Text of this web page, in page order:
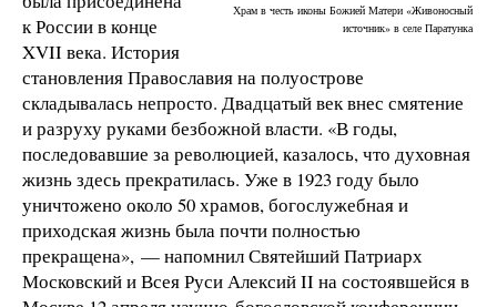
Храм в честь иконы Божией Матери «Живоносный
источник» в селе Паратунка
к России в конце
XVII века. История
становления Православия на полуострове
складывалась непросто. Двадцатый век внес смятение
и разруху руками безбожной власти. «В годы,
последовавшие за революцией, казалось, что духовная
жизнь здесь прекратилась. Уже в 1923 году было
уничтожено около 50 храмов, богослужебная и
приходская жизнь была почти полностью
прекращена», — напомнил Святейший Патриарх
Московский и Всея Руси Алексий II на состоявшейся в